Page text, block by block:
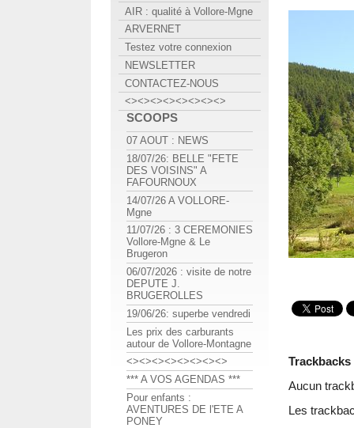
Trackbacks
Aucun
Les
AIR : qualité à Vollore-Mgne
ARVERNET
Testez votre connexion
NEWSLETTER
CONTACTEZ-NOUS
<><><><><><><><>
SCOOPS
07 AOUT : NEWS
18/07/26: BELLE "FETE
DES VOISINS" A
FAFOURNOUX
14/07/26 A VOLLORE-
Mgne
11/07/26 : 3 CEREMONIES
Vollore-Mgne & Le
Brugeron
06/07/2026 : visite de notre
DEPUTE J.
BRUGEROLLES
19/06/26: superbe vendredi
Les prix des carburants
autour de Vollore-Montagne
<><><><><><><><>
*** A VOS AGENDAS ***
Pour enfants :
AVENTURES DE l'ETE A
PONEY